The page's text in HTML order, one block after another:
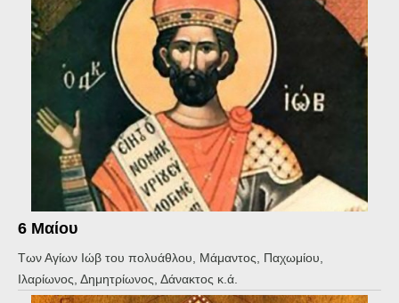
6 Μαίου
Των Αγίων Ιώβ του πολυάθλου, Μάμαντος, Παχωμίου,
Ιλαρίωνος, Δημητρίωνος, Δάνακτος κ.ά.